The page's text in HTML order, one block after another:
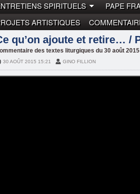
SPIRITUELS
PAPE
ARTISTIQUESDE LA PAROLE
qu’on ajoute et retire… /
des textes liturgiques du 30 août 2015
30 AOÛT 2015 15:21 GINO FILLION